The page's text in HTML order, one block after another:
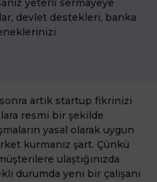
yeterli sermayeye
devlet destekleri, banka
artık startup fikrinizi
resmi bir şekilde
yasal olarak uygun
kurmanız şart. Çünkü
ulaştığınızda
durumda yeni bir çalışanı